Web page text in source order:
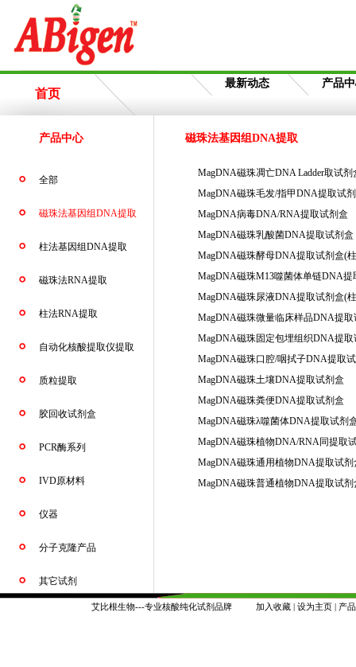
首页
最新动态 产品
产品中心
全部
磁珠法基因组DNA提取
柱法基因组DNA提取
磁珠法RNA提取
柱法RNA提取
自动化核酸提取仪提取
质粒提取
胶回收试剂盒
PCR酶系列
IVD原材料
仪器
分子克隆产品
其它试剂
磁珠法基因组DNA提取
MagDNA磁珠凋亡DNA Ladder取试剂
MagDNA磁珠毛发/指甲DNA提取试
MagDNA病毒DNA/RNA提取试剂盒
MagDNA磁珠乳酸菌DNA提取试剂盒
MagDNA磁珠酵母DNA提取试剂盒(
MagDNA磁珠M13噬菌体单链DNA提
MagDNA磁珠尿液DNA提取试剂盒(
MagDNA磁珠微量临床样品DNA提取
MagDNA磁珠固定包埋组织DNA提取
MagDNA磁珠口腔/咽拭子DNA提取
MagDNA磁珠土壤DNA提取试剂盒
MagDNA磁珠粪便DNA提取试剂盒
MagDNA磁珠λ噬菌体DNA提取试剂
MagDNA磁珠植物DNA/RNA同提取
MagDNA磁珠通用植物DNA提取试
MagDNA磁珠普通植物DNA提取试剂
艾比根生物---专业核酸纯化试剂品牌 加入收藏 |设为主页 | 产